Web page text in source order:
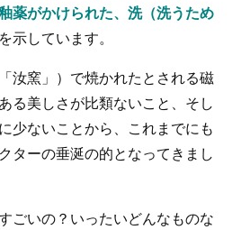
薬がかけられた、洗（洗うため
示しています。
汝窯」）で焼かれたとされる磁
る美しさが比類ないこと、そし
少ないことから、これまでにも
ターの垂涎の的となってきまし
ごいの？いったいどんなものな